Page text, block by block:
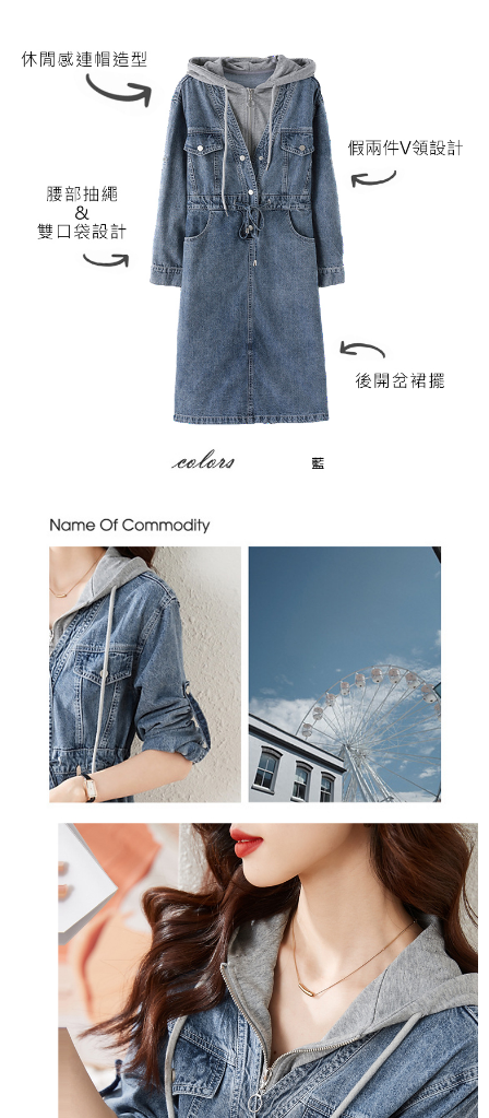
請求用戶進行身份認證。
５．嚴禁一人註冊多個帳號或使用他人資訊註冊。若發現惡意使用之情形，
恩沛科技股份有限公司將有權停止該用戶之使用額度並採取法律行動。